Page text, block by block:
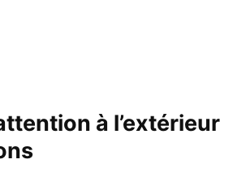
à l’extérieur